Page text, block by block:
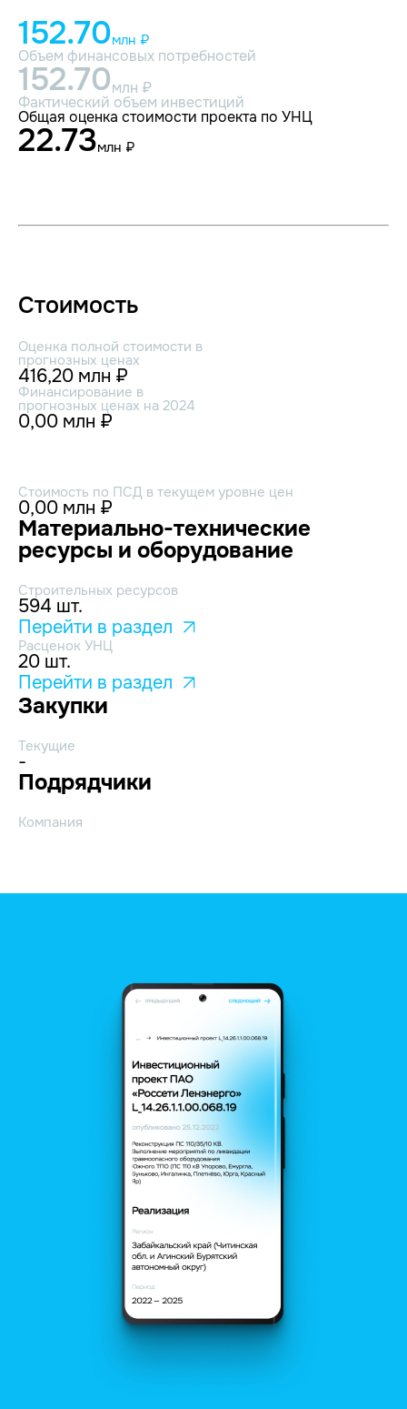
152.70млн ₽
Объем финансовых потребностей
152.70млн ₽
Фактический объем инвестиций
Общая оценка стоимости проекта по УНЦ
22.73млн ₽
Стоимость
Оценка полной стоимости в
прогнозных ценах
416,20 млн ₽
Финансирование в
прогнозных ценах на 2024
0,00 млн ₽
Стоимость по ПСД в текущем уровне цен
0,00 млн ₽
Материально-технические
ресурсы и оборудование
Строительных ресурсов
594 шт.
Перейти в раздел
Расценок УНЦ
20 шт.
Перейти в раздел
Закупки
Текущие
-
Подрядчики
Компания